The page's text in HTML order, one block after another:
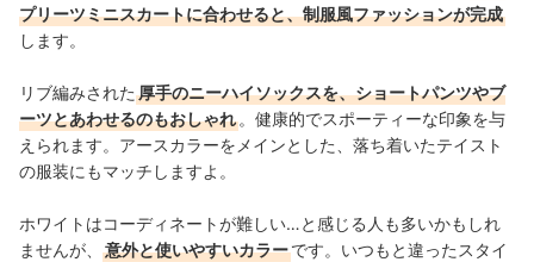
プリーツミニスカートに合わせると、制服風ファッションが完成
します。
リブ編みされた 厚手のニーハイソックスを、ショートパンツやブ
ーツとあわせるのもおしゃれ 。健康的でスポーティーな印象を与
えられます。 アースカラーをメインとした、落ち着いたテイスト
の服装にもマッチしますよ。
ホワイトはコーディネートが難しい…と感じる人も多いかもしれ
ませんが、
意外と使いやすいカラーです。いつもと違ったスタイ